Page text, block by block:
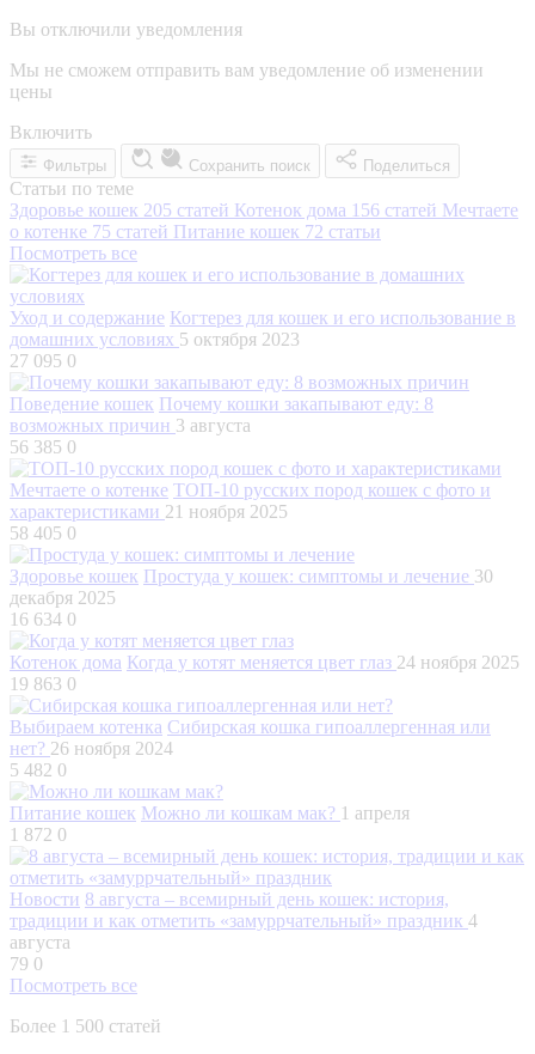
Вы отключили уведомления
Мы не сможем отправить вам уведомление об изменении
цены
Включить
Фильтры Сохранить поиск Поделиться
Статьи по теме
Здоровье кошек 205 статей Котенок дома 156 статей Мечтаете
о котенке 75 статей Питание кошек 72 статьи
Посмотреть все
Уход и содержание Когтерез для кошек и его использование в
домашних условиях 5 октября 2023
27 095 0
Поведение кошек Почему кошки закапывают еду: 8
возможных причин 3 августа
56 385 0
Мечтаете о котенке ТОП-10 русских пород кошек с фото и
характеристиками 21 ноября 2025
58 405 0
Здоровье кошек Простуда у кошек: симптомы и лечение 30
декабря 2025
16 634 0
Котенок дома Когда у котят меняется цвет глаз 24 ноября 2025
19 863 0
Выбираем котенка Сибирская кошка гипоаллергенная или
нет? 26 ноября 2024
5 482 0
Питание кошек Можно ли кошкам мак? 1 апреля
1 872 0
Новости 8 августа – всемирный день кошек: история,
традиции и как отметить «замуррчательный» праздник 4
августа
79 0
Посмотреть все
Более 1 500 статей